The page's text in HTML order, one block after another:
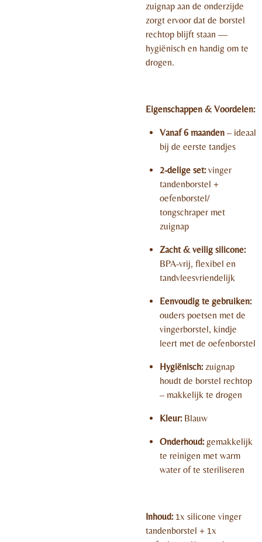
zuignap aan de onderzijde
zorgt ervoor dat de borstel
rechtop blijft staan —
hygiënisch en handig om te
drogen.
Eigenschappen & Voordelen:
Vanaf 6 maanden – ideaal
bij de eerste tandjes
2-delige set:vinger
tandenborstel +
oefenborstel/
tongschraper met
zuignap
Zacht & veilig silicone:
BPA-vrij, flexibel en
tandvleesvriendelijk
Eenvoudig te gebruiken:
ouders poetsen met de
vingerborstel, kindje
leert met de oefenborstel
Hygiënisch:zuignap
houdt de borstel rechtop
– makkelijk te drogen
Kleur:Blauw
Onderhoud:gemakkelijk
te reinigen met warm
water of te steriliseren
Inhoud:1x silicone vinger
tandenborstel + 1x